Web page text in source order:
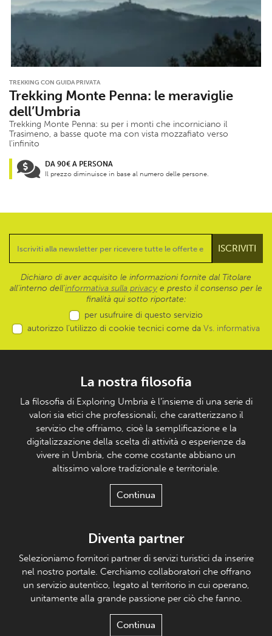
TREKKING CON GUIDA PRIVATA
Trekking Monte Penna: le meraviglie
dell’Umbria
Trekking Monte Penna: su per i monti che incorniciano il
Trasimeno, a basse quote ma con vista mozzafiato verso
l’infinito
DA 90€ A PERSONA
Il prezzo diminuisce in base al numero delle persone.
Dichiaro di aver acquisito le informazioni fornite dal Titolare
all’interno dell'informativa sulla privacy e presto il consenso per le
finalità qui sotto riportate:
per usufruire di questo servizio
autorizzo l’utilizzo di cookie tecnici come da Vs. informativa
La nostra filosofia
La filosofia di Exploring Umbria è l’insieme di una serie di
valori sia etici che professionali, che caratterizzano il
servizio che offriamo, cioè la semplificazione e la
digitalizzazione della scelta di attività o esperienze da
vivere in Umbria, che come costante abbiano un
altissimo valore tradizionale e territoriale.
Continua
Diventa partner
Selezioniamo fornitori partner di servizi turistici da inserire
nel nostro portale. Cerchiamo collaboratori che offrano
un servizio autentico, legato al territorio in cui operano,
unitamente alla grande passione per ciò che fanno.
Continua